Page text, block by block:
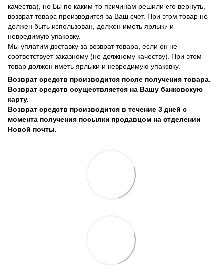
качества), но Вы по каким-то причинам решили его вернуть,
возврат товара производится за Ваш счет. При этом товар не
должен быть использован, должен иметь ярлыки и
невредимую упаковку.
Мы уплатим доставку за возврат товара, если он не
соответствует заказному (не должному качеству). При этом
товар должен иметь ярлыки и невредимую упаковку.
Возврат средств производится после получения товара.
Возврат средств осуществляется на Вашу банковскую
карту.
Возврат средств производится в течение 3 дней с
момента получения посылки продавцом на отделении
Новой почты.